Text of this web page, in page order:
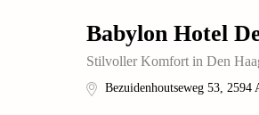
Babylon Hotel
Stilvoller Komfort in Den
Bezuidenhoutseweg 53, 2594